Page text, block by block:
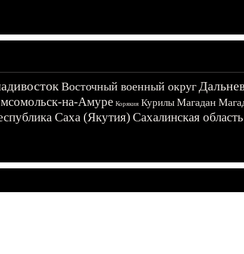
Восточный военный округ
на-Амуре Корякия Курилы Магадан
Саха (Якутия) Сахалинская область